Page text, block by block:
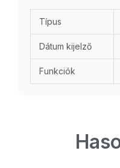
Típus
Dátum kijelző
Funkciók